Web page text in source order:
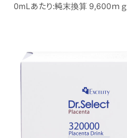
0mLあたり:純末換算 9,600ｍｇ